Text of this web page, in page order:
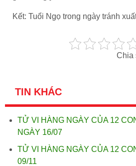
Kết: Tuổi Ngọ trong ngày tránh
Chia
TIN KHÁC
TỬ VI HÀNG NGÀY CỦA 12
NGÀY 16/07
TỬ VI HÀNG NGÀY CỦA 12
09/11